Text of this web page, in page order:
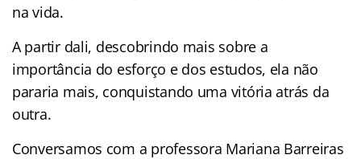
na vida.
A partir dali, descobrindo mais sobre a
importância do esforço e dos estudos, ela não
pararia mais, conquistando uma vitória atrás da
outra.
Conversamos com a professora Mariana Barreiras